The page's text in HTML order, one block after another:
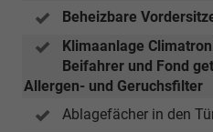
Beheizbare
Klimaanlage
Beifahrer und Fond
Allergen- und Geruchsfilter
Ablagefächer in den